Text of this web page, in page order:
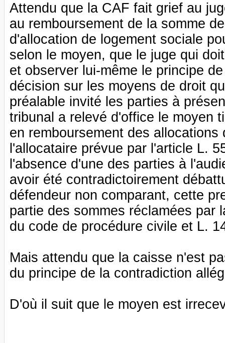
Attendu que la CAF fait grief au
au remboursement de la somme
d'allocation de logement sociale
selon le moyen, que le juge qui
et observer lui-même le principe
décision sur les moyens de droit
préalable invité les parties à
tribunal a relevé d'office le moyen
en remboursement des
l'allocataire prévue par l'article L.
l'absence d'une des parties à
avoir été contradictoirement
défendeur non comparant, cette
partie des sommes réclamées par
du code de procédure civile et L.
Mais attendu que la caisse n'est
du principe de la contradiction
D'où il suit que le moyen est